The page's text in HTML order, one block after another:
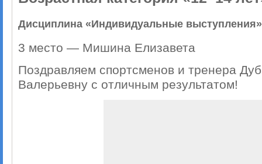
Дисциплина «Индивидуальные выступления»
3 место — Мишина Елизавета
Поздравляем спортсменов и тренера
Валерьевну с отличным результатом!